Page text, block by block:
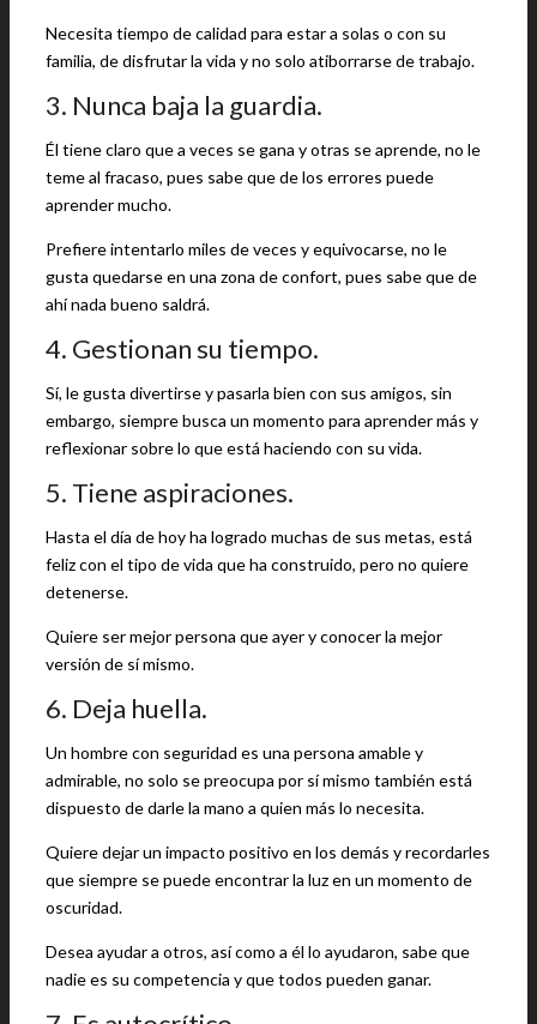
Necesita tiempo de calidad para estar a solas o con su
familia, de disfrutar la vida y no solo atiborrarse de trabajo.
3. Nunca baja la guardia.
Él tiene claro que a veces se gana y otras se aprende, no le
teme al fracaso, pues sabe que de los errores puede
aprender mucho.
Prefiere intentarlo miles de veces y equivocarse, no le
gusta quedarse en una zona de confort, pues sabe que de
ahí nada bueno saldrá.
4. Gestionan su tiempo.
Sí, le gusta divertirse y pasarla bien con sus amigos, sin
embargo, siempre busca un momento para aprender más y
reflexionar sobre lo que está haciendo con su vida.
5. Tiene aspiraciones.
Hasta el día de hoy ha logrado muchas de sus metas, está
feliz con el tipo de vida que ha construido, pero no quiere
detenerse.
Quiere ser mejor persona que ayer y conocer la mejor
versión de sí mismo.
6. Deja huella.
Un hombre con seguridad es una persona amable y
admirable, no solo se preocupa por sí mismo también está
dispuesto de darle la mano a quien más lo necesita.
Quiere dejar un impacto positivo en los demás y recordarles
que siempre se puede encontrar la luz en un momento de
oscuridad.
Desea ayudar a otros, así como a él lo ayudaron, sabe que
nadie es su competencia y que todos pueden ganar.